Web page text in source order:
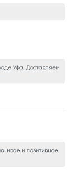
Уфа. Доставляем
и позитивное